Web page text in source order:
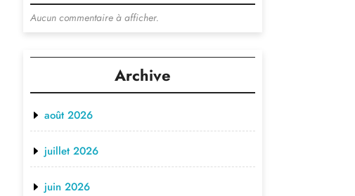
Aucun commentaire à afficher.
Archive
août 2026
juillet 2026
juin 2026